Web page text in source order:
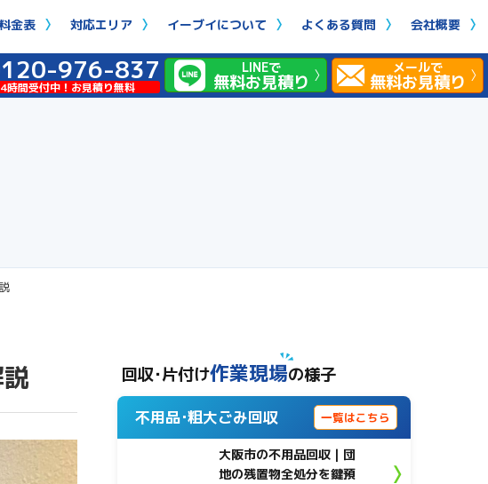
金表 対応エリア イーブイについて よくある質問 会社概要
976-837
時間受付中！お見積り無料
LINEで
無料お見積り
メールで
無料お見積り
回収･片付け作業現場の様子
不用品･粗大ごみ回収 一覧はこちら
大阪市の不用品回収｜団
地の残置物全処分を鍵預